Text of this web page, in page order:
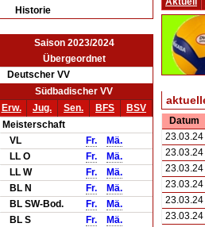
Historie
Saison 2023/2024
Übergeordnet
Deutscher VV
Südbadischer VV
Erw.
Jug. Sen. BFS
BSV
Meisterschaft
VL
Fr.
Mä.
LL O
Fr.
Mä.
LL W
Fr.
Mä.
BL N
Fr.
Mä.
BL SW-Bod.
Fr.
Mä.
BL S
Fr.
Mä.
Datum
23.03.24
23.03.24
23.03.24
23.03.24
23.03.24
23.03.24